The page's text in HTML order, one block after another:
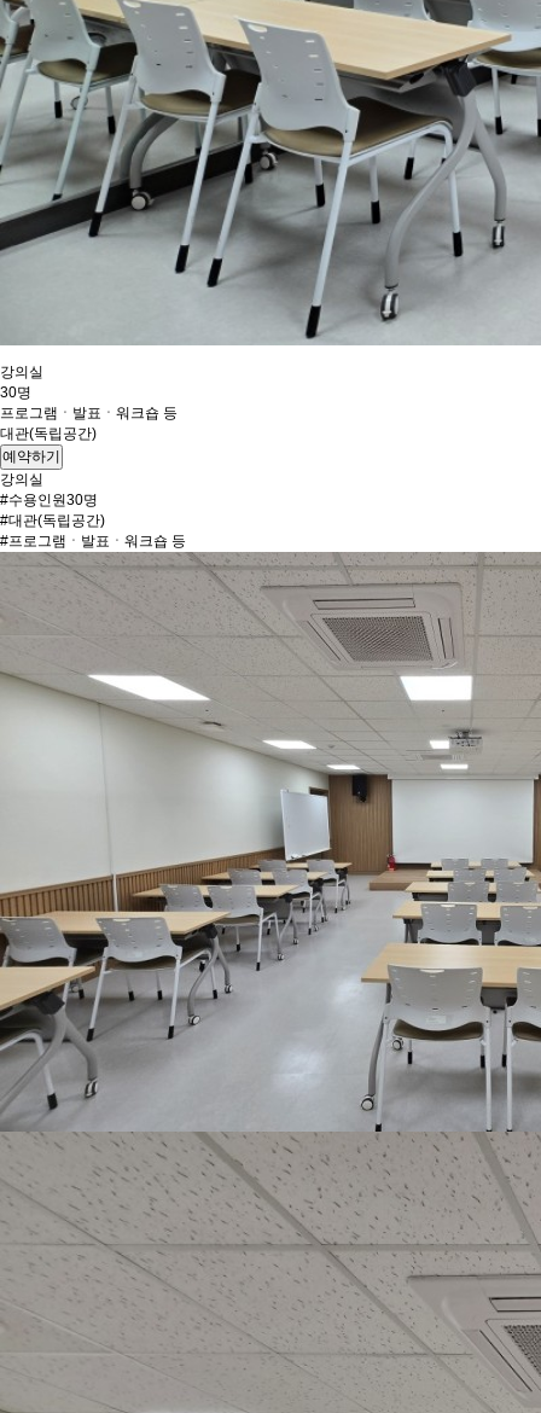
강의실
30명
프로그램ㆍ발표ㆍ워크숍 등
대관(독립공간)
예약하기
강의실
#수용인원30명
#대관(독립공간)
#프로그램ㆍ발표ㆍ워크숍 등